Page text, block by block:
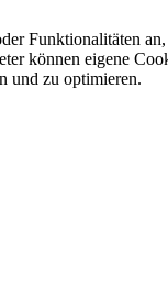
Funktionalitäten
können eigene
und zu optimieren.